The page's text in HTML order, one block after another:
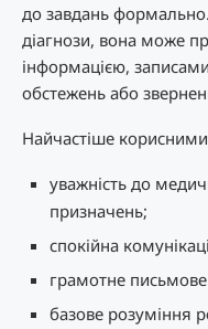
до завдань
діагнози, вона може
інформацією,
обстежень або
Найчастіше корисними
уважність до
призначень;
спокійна
грамотне
базове розуміння